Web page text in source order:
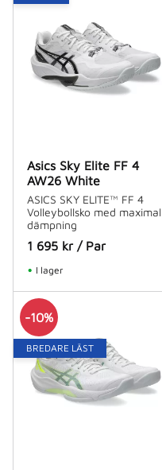
Asics Sky Elite FF 4
AW26 White
ASICS SKY ELITE™ FF 4
Volleybollsko med maximal
dämpning
1 695kr / Par
I lager
10%
BREDARE LÄST